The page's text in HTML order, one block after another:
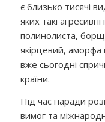
є близько тисячі
яких такі
полинолиста,
якірцевий, аморфа
вже сьогодні
країни.
Під час наради
вимог та